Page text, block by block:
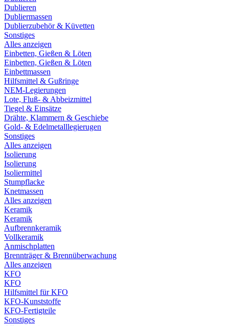
Dublieren
Dubliermassen
Dublierzubehör & Küvetten
Sonstiges
Alles anzeigen
Einbetten, Gießen & Löten
Einbetten, Gießen & Löten
Einbettmassen
Hilfsmittel & Gußringe
NEM-Legierungen
Lote, Fluß- & Abbeizmittel
Tiegel & Einsätze
Drähte, Klammern & Geschiebe
Gold- & Edelmetalllegierugen
Sonstiges
Alles anzeigen
Isolierung
Isolierung
Isoliermittel
Stumpflacke
Knetmassen
Alles anzeigen
Keramik
Keramik
Aufbrennkeramik
Vollkeramik
Anmischplatten
Brennträger & Brennüberwachung
Alles anzeigen
KFO
KFO
Hilfsmittel für KFO
KFO-Kunststoffe
KFO-Fertigteile
Sonstiges